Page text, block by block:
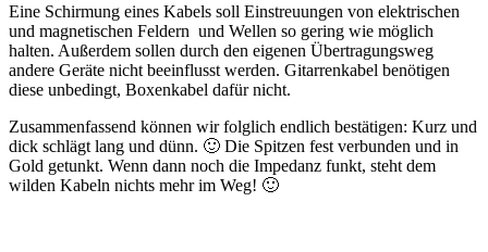
Eine Schirmung eines Kabels soll Einstreuungen von elektrischen
und magnetischen Feldern und Wellen so gering wie möglich
halten. Außerdem sollen durch den eigenen Übertragungsweg
andere Geräte nicht beeinflusst werden. Gitarrenkabel benötigen
diese unbedingt, Boxenkabel dafür nicht.
Zusammenfassend können wir folglich endlich bestätigen: Kurz und
dick schlägt lang und dünn. 🙂 Die Spitzen fest verbunden und in
Gold getunkt. Wenn dann noch die Impedanz funkt, steht dem
wilden Kabeln nichts mehr im Weg! 🙂